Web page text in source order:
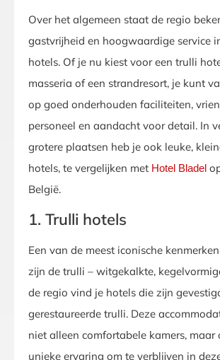
Over het algemeen staat de regio
gastvrijheid en hoogwaardige service
hotels. Of je nu kiest voor een trulli
masseria of een strandresort, je kunt
op goed onderhouden faciliteiten,
personeel en aandacht voor detail. In
grotere plaatsen heb je ook leuke,
hotels, te vergelijken met Hotel Bladel
België.
1. Trulli hotels
Een van de meest iconische
zijn de trulli – witgekalkte,
de regio vind je hotels die zijn
gerestaureerde trulli. Deze
niet alleen comfortabele kamers, maar
unieke ervaring om te verblijven in